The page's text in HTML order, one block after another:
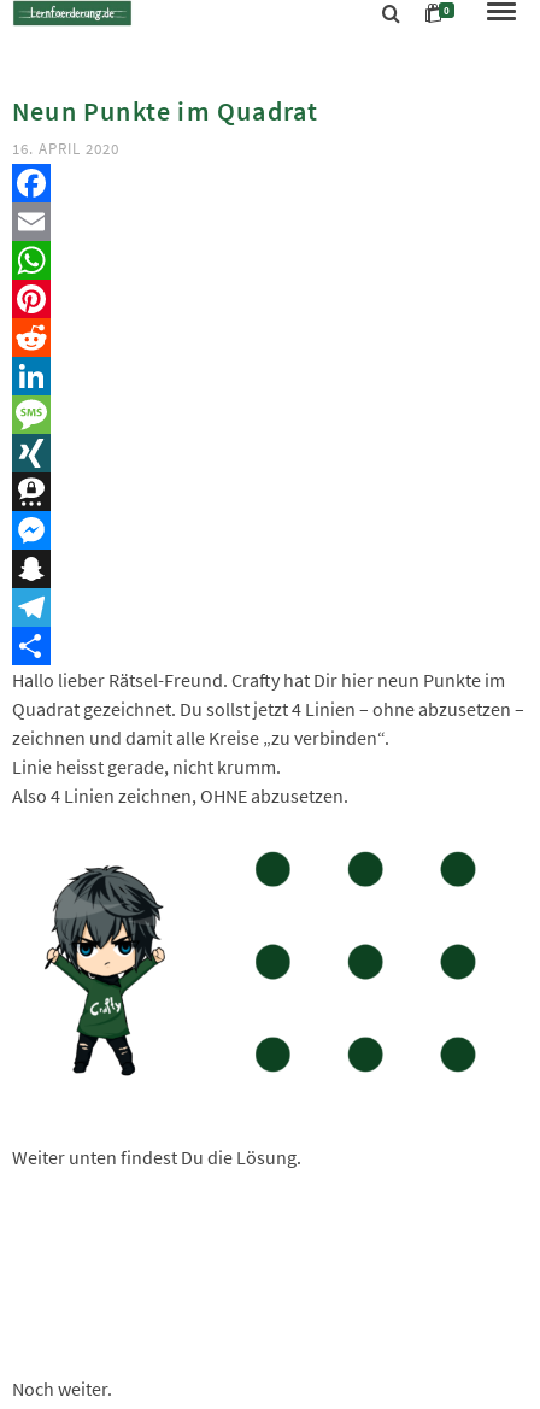
0
Neun Punkte im Quadrat
16. APRIL 2020
Facebook
Email
WhatsApp
Pinterest
Reddit
LinkedIn
Message
XING
Threema
Messenger
Snapchat
Telegram
Teilen
Hallo lieber Rätsel-Freund. Crafty hat Dir hier neun Punkte im
Quadrat gezeichnet. Du sollst jetzt 4 Linien – ohne abzusetzen –
zeichnen und damit alle Kreise „zu verbinden“.
Linie heisst gerade, nicht krumm.
Also 4 Linien zeichnen, OHNE abzusetzen.
Weiter unten findest Du die Lösung.
Noch weiter.